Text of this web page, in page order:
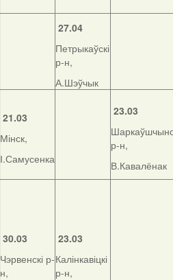
27.04
Петрыкаўскі
р-н,
А.Шэўчык
21.03
Мінск,
І.Самусенка
23.03
р-н,
В.Кавалёнак
30.03
Чэрвенскі р-
н,
23.03
Калінкавіцкі
р-н,